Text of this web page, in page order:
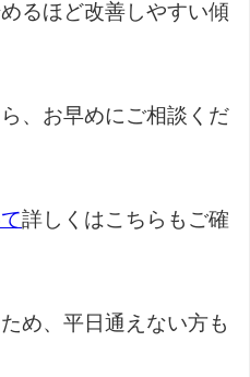
るほど改善しやすい傾
、お早めにご相談くだ
詳しくはこちらもご確
め、平日通えない方も